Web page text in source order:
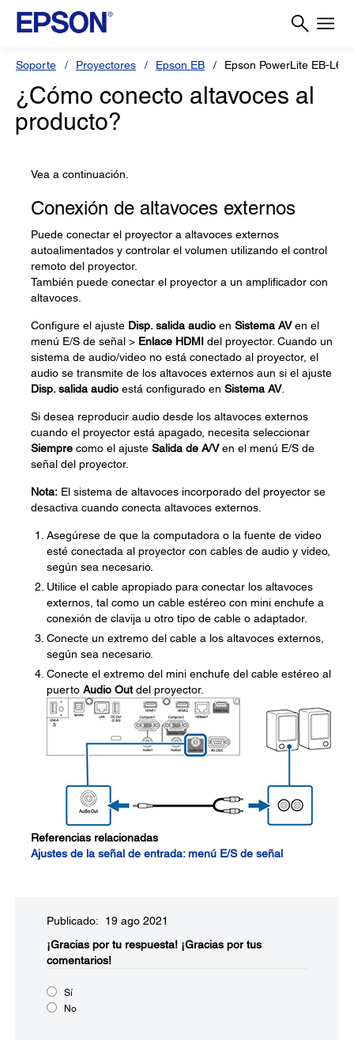
Soporte Proyectores Epson EB Epson PowerLite EB-
¿Cómo conecto altavoces al
producto?
Vea a continuación.
Conexión de altavoces externos
Puede conectar el proyector a altavoces externos
autoalimentados y controlar el volumen utilizando el control
remoto del proyector.
También puede conectar el proyector a un amplificador con
altavoces.
Configure el ajuste Disp. salida audio en Sistema AVen el
menú E/S de señal > Enlace HDMI del proyector. Cuando un
sistema de audio/video no está conectado al proyector, el
audio se transmite de los altavoces externos aun si el ajuste
Disp. salida audio está configurado en Sistema AV.
Si desea reproducir audio desde los altavoces externos
cuando el proyector está apagado, necesita seleccionar
Siempre como el ajuste Salida de A/Ven el menú E/S de
señal del proyector.
Nota: El sistema de altavoces incorporado del proyector se
desactiva cuando conecta altavoces externos.
Asegúrese de que la computadora o la fuente de video
esté conectada al proyector con cables de audio y video,
según sea necesario.
Utilice el cable apropiado para conectar los altavoces
externos, tal como un cable estéreo con mini enchufe a
conexión de clavija u otro tipo de cable o adaptador.
Conecte un extremo del cable a los altavoces externos,
según sea necesario.
Conecte el extremo del mini enchufe del cable estéreo al
puerto Audio Outdel proyector.
Referencias relacionadas
Ajustes de la señal de entrada: menú E/S de señal
Publicado: 19 ago 2021
¡Gracias por tu respuesta! ¡Gracias por tus
comentarios!
Sí
No